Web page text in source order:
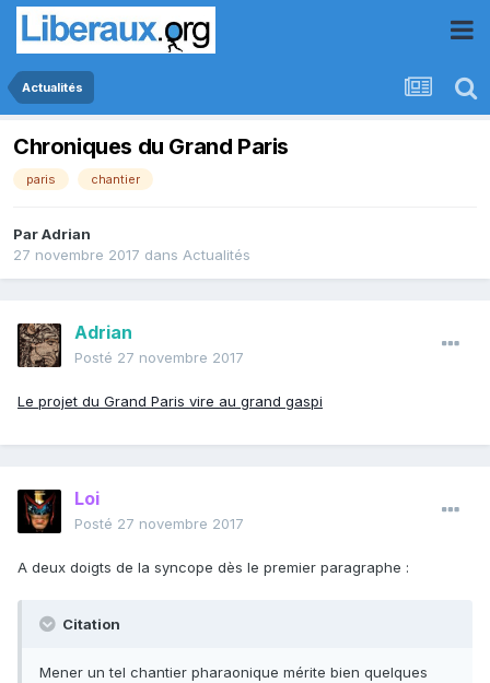
Actualités
Chroniques du Grand Paris
paris chantier
ParAdrian
27 novembre 2017 dans Actualités
Adrian
Posté 27 novembre 2017
Le projet du Grand Paris vire au grand gaspi
Loi
Posté 27 novembre 2017
A deux doigts de la syncope dès le premier paragraphe :
Citation
Mener un tel chantier pharaonique mérite bien quelques